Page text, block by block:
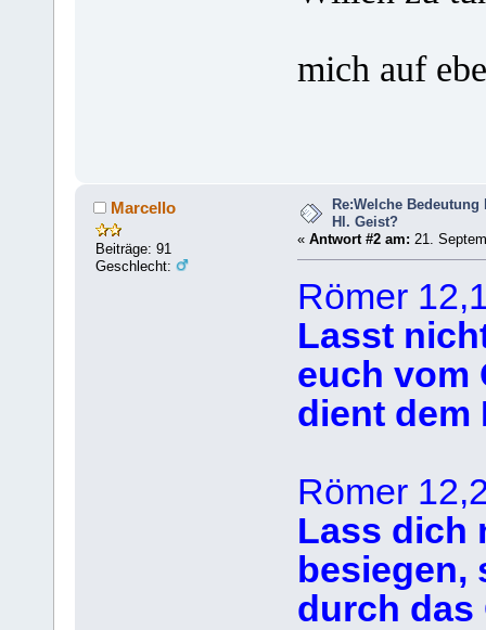
mich auf
Marcello
Beiträge: 91
Geschlecht:
Re:Welche
Hl. Geist?
« Antwort #2 am: 21.
Römer
Lasst
euch vom
dient dem
Römer
Lass dich
besiegen,
durch das